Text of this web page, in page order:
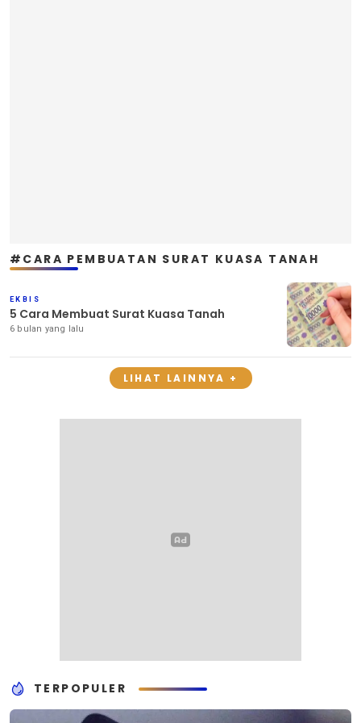
#CARA PEMBUATAN SURAT KUASA TANAH
EKBIS
5 Cara Membuat Surat Kuasa Tanah
6 bulan yang lalu
LIHAT LAINNYA +
TERPOPULER